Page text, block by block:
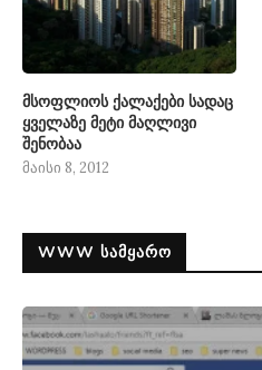
მსოფლიოს ქალაქები სადაც
ყველაზე მეტი მაღლივი
შენობაა
მაისი 8, 2012
WWW ᲡᲐᲛᲧᲐᲠᲝ